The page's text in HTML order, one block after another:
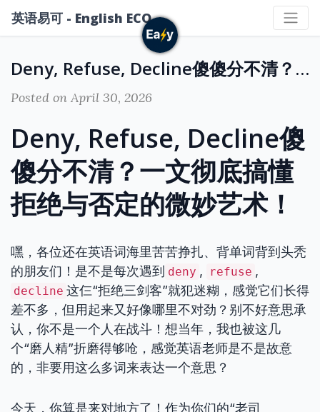
英语易可 - English ECO
Deny, Refuse, Decline傻傻分不清？一文彻底搞懂拒绝与否定的微妙艺术！
Posted on April 30, 2026
Deny, Refuse, Decline傻
傻分不清？一文彻底搞懂
拒绝与否定的微妙艺术！
嘿，各位还在英语词海里苦苦挣扎、背单词背到头秃
的朋友们！是不是每次遇到 deny , refuse ,
decline 这仨“拒绝三剑客”就犯迷糊，感觉它们长得
差不多，但用起来又好像哪里不对劲？别不好意思承
认，你不是一个人在战斗！想当年，我也被这几
个“磨人精”折磨得够呛，感觉英语老师是不是故意
的，非要用这么多词来表达一个意思？
今天，你算是来对地方了！作为你们的“老司